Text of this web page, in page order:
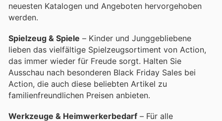
neuesten Katalogen und Angeboten hervorgehoben
werden.
Spielzeug & Spiele – Kinder und Junggebliebene
lieben das vielfältige Spielzeugsortiment von Action,
das immer wieder für Freude sorgt. Halten Sie
Ausschau nach besonderen Black Friday Sales bei
Action, die auch diese beliebten Artikel zu
familienfreundlichen Preisen anbieten.
Werkzeuge & Heimwerkerbedarf – Für alle